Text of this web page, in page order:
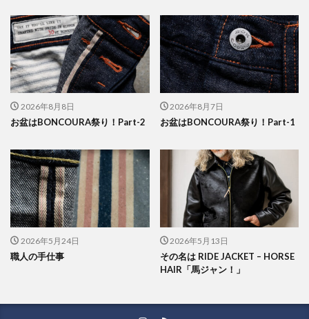
2026年8月8日
お盆はBONCOURA祭り！Part-2
2026年8月7日
お盆はBONCOURA祭り！Part-1
2026年5月24日
職人の手仕事
2026年5月13日
その名は RIDE JACKET – HORSE
HAIR「馬ジャン！」